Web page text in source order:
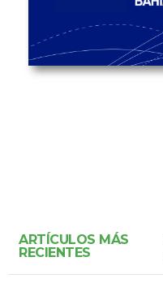
ARTÍCULOS MÁS
RECIENTES